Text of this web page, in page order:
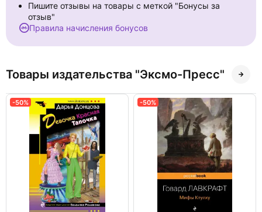
Пишите отзывы на товары с меткой "Бонусы за
отзыв"
Правила начисления бонусов
Товары издательства "Эксмо-Пресс"
-50% -50%